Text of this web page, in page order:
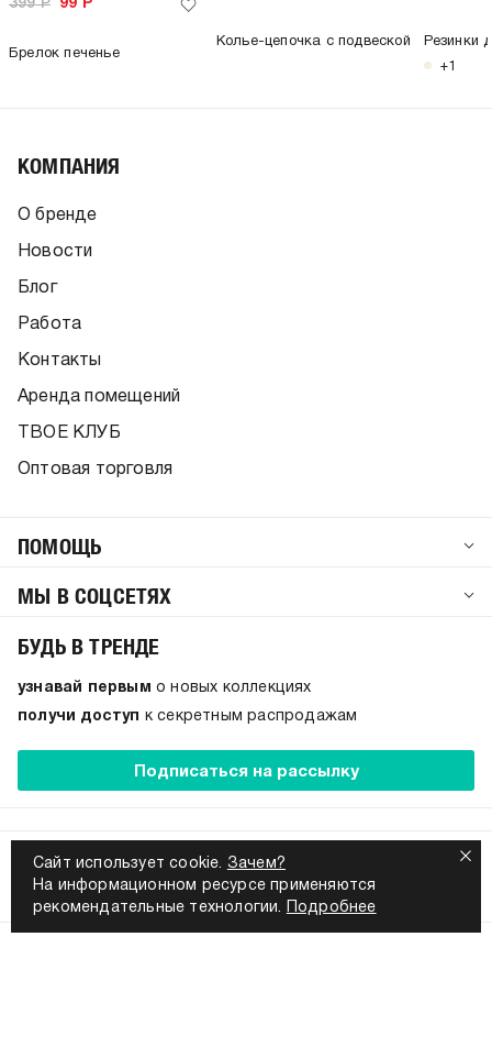
399Р 99 Р
Брелок печенье
Колье-цепочка с подвеской Резинки
+1
Сайт использует cookie. Зачем?
На информационном ресурсе применяются
рекомендательные технологии.
Подробнее
КОМПАНИЯ
О бренде
Новости
Блог
Работа
Контакты
Аренда помещений
ТВОЕ КЛУБ
Оптовая торговля
ПОМОЩЬ
МЫ В СОЦСЕТЯХ
БУДЬ В ТРЕНДЕ
узнавай первым о новых коллекциях
получи доступ
к секретным распродажам
Подписаться на рассылку
8 800 555-56-96
Ежедневно с 9:00 до 21:00 по Москве